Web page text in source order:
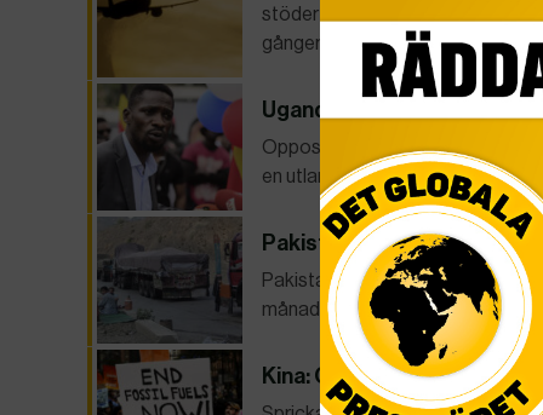
stöder idén om att begränsa
gånger under hela sitt liv på grund
Ugandas främsta
Oppositionsledaren Bobi Wine
en utlandsresa – polisen hävdar
Pakistan utvisar 1,7
Pakistan beordrar 1,7 miljoner
månadsskiftet.
Kina: Orealistiskt sluta